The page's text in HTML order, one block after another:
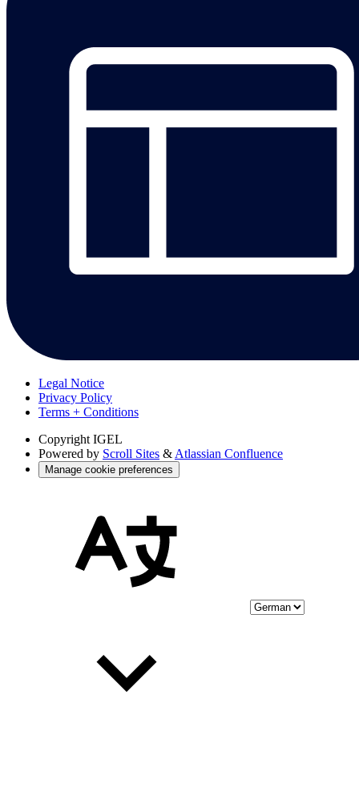
Legal Notice
Privacy Policy
Terms + Conditions
Copyright IGEL
Powered by Scroll Sites & Atlassian Confluence
Manage cookie preferences